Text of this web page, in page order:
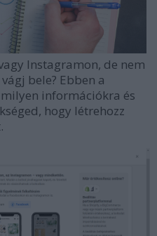
Instagramon, de nem
bele? Ebben a
információkra és
hogy létrehozz